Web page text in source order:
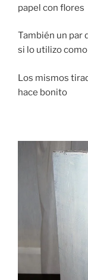
papel con flores
También un par
si lo utilizo
Los mismos
hace bonito